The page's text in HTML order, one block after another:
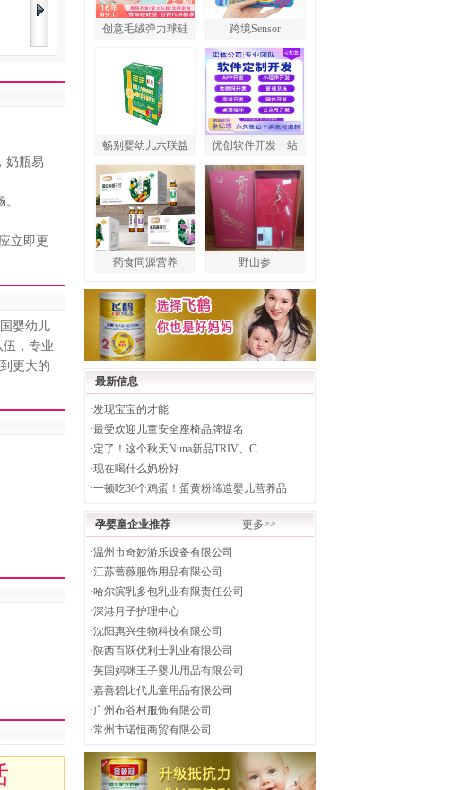
奶瓶易
立即更
婴幼儿
，专业
更大的
创意毛绒弹力球硅 跨境Sensor
畅别婴幼儿六联益 优创软件开发一站
药食同源营养 野山参
最新信息
·发现宝宝的才能
·最受欢迎儿童安全座椅品牌提名
·定了！这个秋天Nuna新品TRIV、C
·现在喝什么奶粉好
·一顿吃30个鸡蛋！蛋黄粉缔造婴儿营养品
孕婴童企业推荐 更多>>
·温州市奇妙游乐设备有限公司
·江苏蔷薇服饰用品有限公司
·哈尔滨乳多包乳业有限责任公司
·深港月子护理中心
·沈阳惠兴生物科技有限公司
·陕西百跃优利士乳业有限公司
·英国妈咪王子婴儿用品有限公司
·嘉善碧比代儿童用品有限公司
·广州布谷村服饰有限公司
·常州市诺恒商贸有限公司